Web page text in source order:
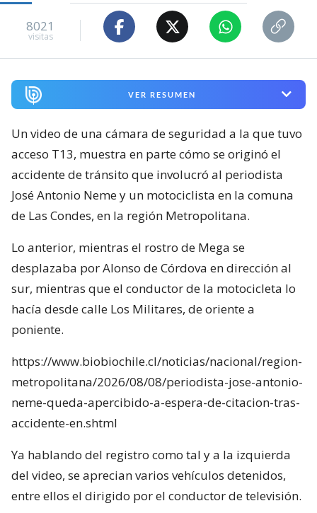
8021
visitas
VER RESUMEN
Un video de una cámara de seguridad a la que tuvo
acceso T13, muestra en parte cómo se originó el
accidente de tránsito que involucró al periodista
José Antonio Neme y un motociclista en la comuna
de Las Condes, en la región Metropolitana.
Lo anterior, mientras el rostro de Mega se
desplazaba por Alonso de Córdova en dirección al
sur, mientras que el conductor de la motocicleta lo
hacía desde calle Los Militares, de oriente a
poniente.
https://www.biobiochile.cl/noticias/nacional/region-
metropolitana/2026/08/08/periodista-jose-antonio-
neme-queda-apercibido-a-espera-de-citacion-tras-
accidente-en.shtml
Ya hablando del registro como tal y a la izquierda
del video, se aprecian varios vehículos detenidos,
entre ellos el dirigido por el conductor de televisión.